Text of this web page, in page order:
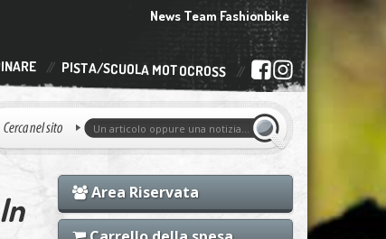
News Team Fashionbike
PISTA/SCUOLA MOTOCROSS
Area Riservata